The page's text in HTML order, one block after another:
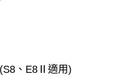
、E8Ⅱ適用)